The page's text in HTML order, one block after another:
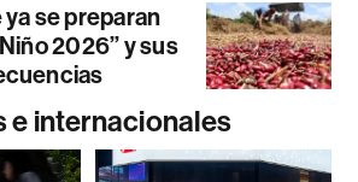
se preparan
2026” y sus
e internacionales